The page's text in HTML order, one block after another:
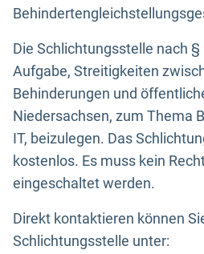
Die Schlichtungsstelle nach §
Aufgabe, Streitigkeiten
Behinderungen und
Niedersachsen, zum Thema
IT, beizulegen. Das
kostenlos. Es muss kein
eingeschaltet werden.
Direkt kontaktieren können
Schlichtungsstelle unter: